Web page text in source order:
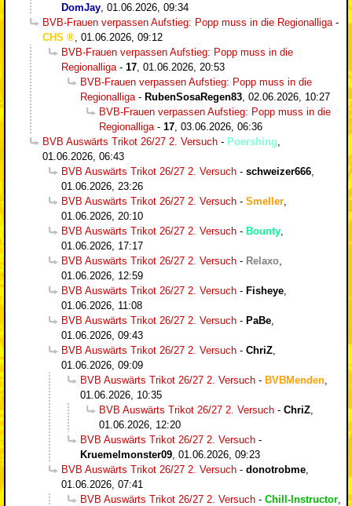
DomJay 01.06.2026, 09:34
BVB-Frauen verpassen Aufstieg: Popp muss in die Regionalliga -
CHS
01.06.2026, 09:12
BVB-Frauen verpassen Aufstieg: Popp muss in die
Regionalliga - 17 01.06.2026, 20:53
BVB-Frauen verpassen Aufstieg: Popp muss in die
Regionalliga - RubenSosaRegen83 02.06.2026, 10:27
BVB-Frauen verpassen Aufstieg: Popp muss in die
Regionalliga - 17 03.06.2026, 06:36
BVB Auswärts Trikot 26/27 2. Versuch - Poershing
01.06.2026, 06:43
BVB Auswärts Trikot 26/27 2. Versuch - schweizer666
01.06.2026, 23:26
BVB Auswärts Trikot 26/27 2. Versuch - Smeller
01.06.2026, 20:10
BVB Auswärts Trikot 26/27 2. Versuch - Bounty
01.06.2026, 17:17
BVB Auswärts Trikot 26/27 2. Versuch - Relaxo
01.06.2026, 12:59
BVB Auswärts Trikot 26/27 2. Versuch - Fisheye
01.06.2026, 11:08
BVB Auswärts Trikot 26/27 2. Versuch - PaBe
01.06.2026, 09:43
BVB Auswärts Trikot 26/27 2. Versuch - ChriZ
01.06.2026, 09:09
BVB Auswärts Trikot 26/27 2. Versuch - BVBMenden
01.06.2026, 10:35
BVB Auswärts Trikot 26/27 2. Versuch - ChriZ
01.06.2026, 12:20
BVB Auswärts Trikot 26/27 2. Versuch -
Kruemelmonster09 01.06.2026, 09:23
BVB Auswärts Trikot 26/27 2. Versuch - donotrobme
01.06.2026, 07:41
BVB Auswärts Trikot 26/27 2. Versuch - Chill-Instructor